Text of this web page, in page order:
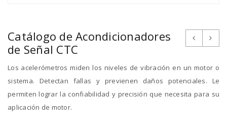
Catálogo de Acondicionadores
de Señal CTC
Los acelerómetros miden los niveles de vibración en un motor o
sistema. Detectan fallas y previenen daños potenciales. Le
permiten lograr la confiabilidad y precisión que necesita para su
aplicación de motor.